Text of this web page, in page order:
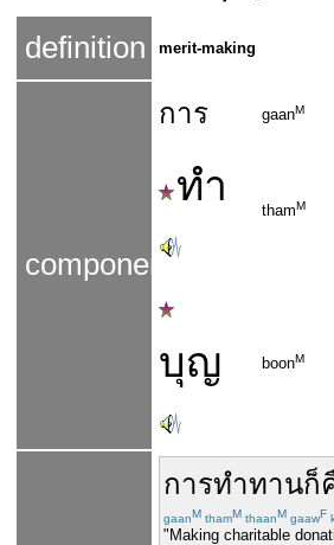
definition merit-making
components
การ gaanM
ทำ
thamM
บุญ boonM
การทำทานก็
gaanM thamM thaanM gaawF
"Making charitable